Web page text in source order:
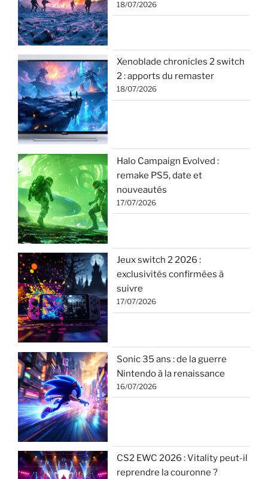
18/07/2026
Xenoblade chronicles 2 switch
2 : apports du remaster
18/07/2026
Halo Campaign Evolved :
remake PS5, date et
nouveautés
17/07/2026
Jeux switch 2 2026 :
exclusivités confirmées à
suivre
17/07/2026
Sonic 35 ans : de la guerre
Nintendo à la renaissance
16/07/2026
CS2 EWC 2026 : Vitality peut-il
reprendre la couronne ?